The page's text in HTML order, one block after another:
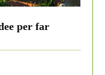
per far